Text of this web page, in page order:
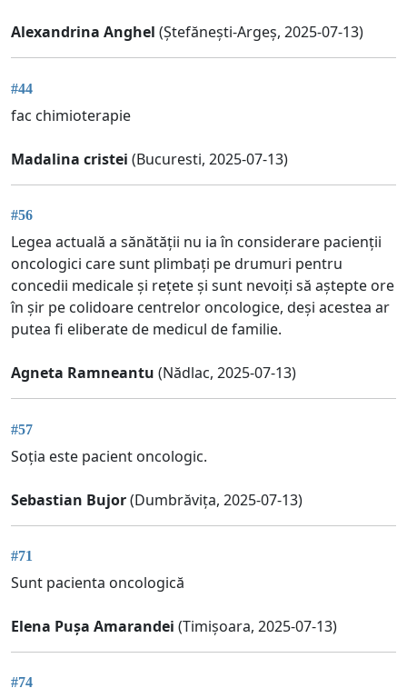
Alexandrina Anghel (Ștefănești-Argeș, 2025-07-13)
#44
fac chimioterapie
Madalina cristei (Bucuresti, 2025-07-13)
#56
Legea actuală a sănătății nu ia în considerare pacienții
oncologici care sunt plimbați pe drumuri pentru
concedii medicale și rețete și sunt nevoiți să aștepte ore
în șir pe colidoare centrelor oncologice, deși acestea ar
putea fi eliberate de medicul de familie.
Agneta Ramneantu (Nădlac, 2025-07-13)
#57
Soția este pacient oncologic.
Sebastian Bujor(Dumbrăvița, 2025-07-13)
#71
Sunt pacienta oncologică
Elena Pușa Amarandei (Timișoara, 2025-07-13)
#74